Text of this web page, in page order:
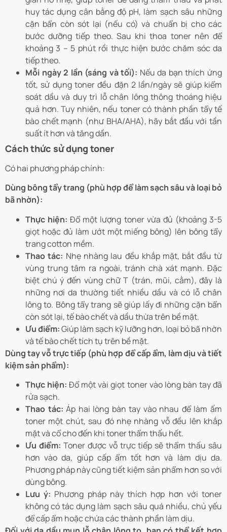
huy tác dụng cân bằng độ pH, làm sạch sâu những
cặn bẩn còn sót lại (nếu có) và chuẩn bị cho các
bước dưỡng tiếp theo. Sau khi thoa toner nên để
khoảng 3 – 5 phút rồi thực hiện bước chăm sóc da
tiếp theo.
Mỗi ngày 2 lần (sáng và tối): Nếu da bạn thích ứng
tốt, sử dụng toner đều đặn 2 lần/ngày sẽ giúp kiểm
soát dầu và duy trì lỗ chân lông thông thoáng hiệu
quả hơn. Tuy nhiên, nếu toner có thành phần tẩy tế
bào chết mạnh (như BHA/AHA), hãy bắt đầu với tần
suất ít hơn và tăng dần.
Cách thức sử dụng toner
Có hai phương pháp chính:
Dùng bông tẩy trang (phù hợp để làm sạch sâu và loại bỏ
bã nhờn):
Thực hiện: Đổ một lượng toner vừa đủ (khoảng 3-5
giọt hoặc đủ làm ướt một miếng bông) lên bông tẩy
trang cotton mềm.
Thao tác: Nhẹ nhàng lau đều khắp mặt, bắt đầu từ
vùng trung tâm ra ngoài, tránh chà xát mạnh. Đặc
biệt chú ý đến vùng chữ T (trán, mũi, cằm), đây là
những nơi da thường tiết nhiều dầu và có lỗ chân
lông to. Bông tẩy trang sẽ giúp lấy đi những cặn bẩn
còn sót lại, tế bào chết và dầu thừa trên bề mặt.
Ưu điểm:Giúp làm sạch kỹ lưỡng hơn, loại bỏ bã nhờn
và tế bào chết tích tụ trên bề mặt.
Dùng tay vỗ trực tiếp (phù hợp để cấp ẩm, làm dịu và tiết
kiệm sản phẩm):
Thực hiện: Đổ một vài giọt toner vào lòng bàn tay đã
rửa sạch.
Thao tác: Áp hai lòng bàn tay vào nhau để làm ấm
toner một chút, sau đó nhẹ nhàng vỗ đều lên khắp
mặt và cổ cho đến khi toner thẩm thấu hết.
Ưu điểm: Toner được vỗ trực tiếp sẽ thẩm thấu sâu
hơn vào da, giúp cấp ẩm tốt hơn và làm dịu da.
Phương pháp này cũng tiết kiệm sản phẩm hơn so với
dùng bông.
Lưu ý: Phương pháp này thích hợp hơn với toner
không có tác dụng làm sạch sâu quá nhiều, chủ yếu
để cấp ẩm hoặc chứa các thành phần làm dịu.